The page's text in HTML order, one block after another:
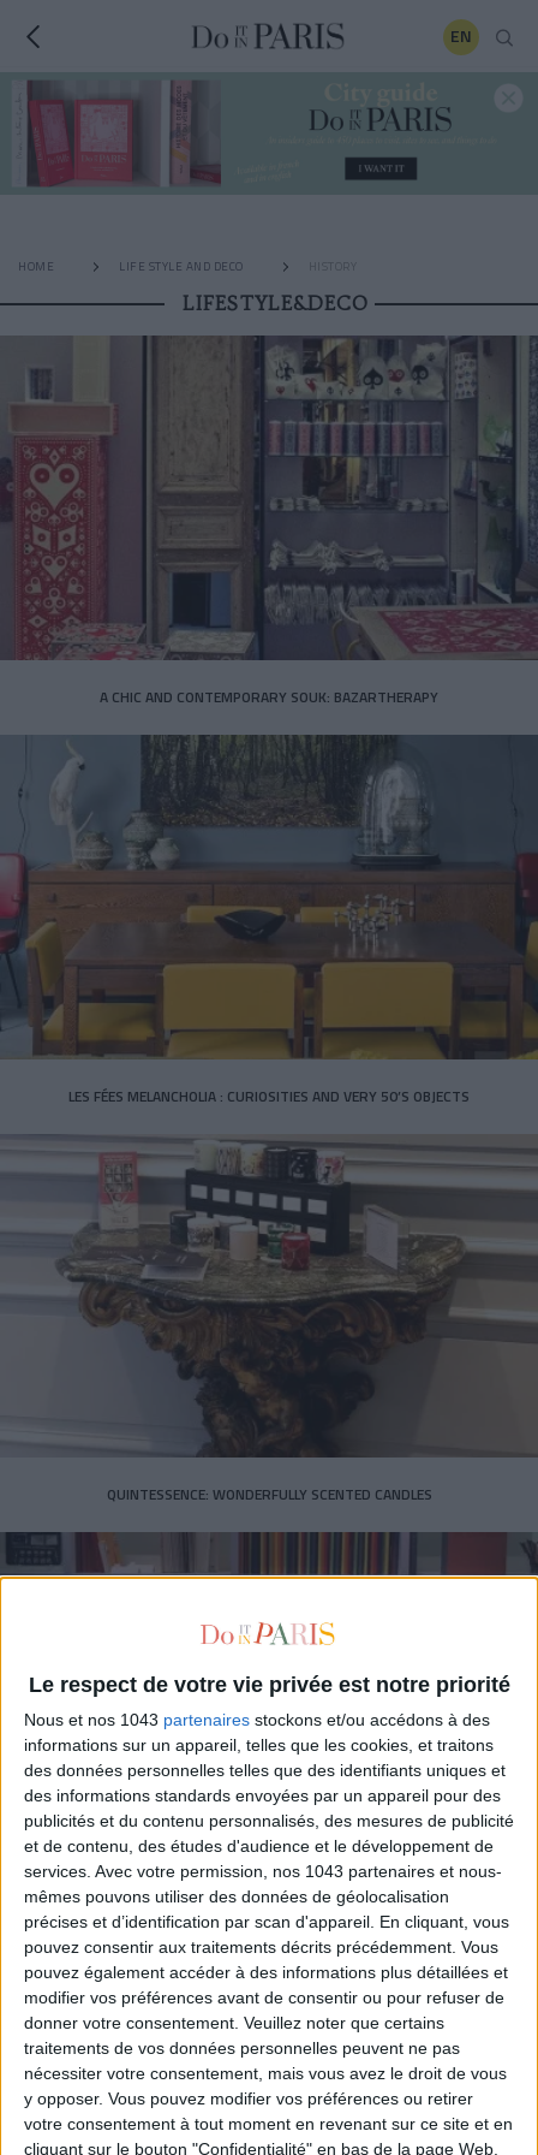
Le respect de votre vie privée est notre priorité
Nous et nos 1043 partenaires stockons et/ou accédons à des
informations sur un appareil, telles que les cookies, et traitons
des données personnelles telles que des identifiants uniques et
des informations standards envoyées par un appareil pour des
publicités et du contenu personnalisés, des mesures de publicité
et de contenu, des études d'audience et le développement de
services. Avec votre permission, nos 1043 partenaires et nous-
mêmes pouvons utiliser des données de géolocalisation
précises et d’identification par scan d'appareil. En cliquant, vous
pouvez consentir aux traitements décrits précédemment. Vous
pouvez également accéder à des informations plus détaillées et
modifier vos préférences avant de consentir ou pour refuser de
donner votre consentement. Veuillez noter que certains
traitements de vos données personnelles peuvent ne pas
nécessiter votre consentement, mais vous avez le droit de vous
y opposer. Vous pouvez modifier vos préférences ou retirer
votre consentement à tout moment en revenant sur ce site et en
cliquant sur le bouton "Confidentialité" en bas de la page Web.
EN
HOME LIFE STYLE AND DECO HISTORY
LIFESTYLE&DECO
A CHIC AND CONTEMPORARY SOUK: BAZARTHERAPY
LES FÉES MELANCHOLIA : CURIOSITIES AND VERY 50’S OBJECTS
QUINTESSENCE: WONDERFULLY SCENTED CANDLES
AGENDAS, NOTEBOOKS AND PRETTY PADS AT THE FABRIANO STATIONARY
STORE